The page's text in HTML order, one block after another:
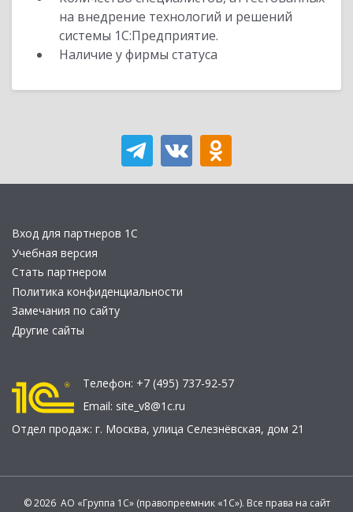
на внедрение технологий и решений
системы 1С:Предприятие.
Наличие у фирмы статуса
Вход для партнеров 1С
Учебная версия
Стать партнером
Политика конфиденциальности
Замечания по сайту
Другие сайты
Телефон: +7 (495) 737-92-57
Email: site_v8@1c.ru
Отдел продаж: г. Москва, улица Селезнёвская, дом 21
© 2026 АО «Группа 1С» (правопреемник «1С»). Все права на сайт